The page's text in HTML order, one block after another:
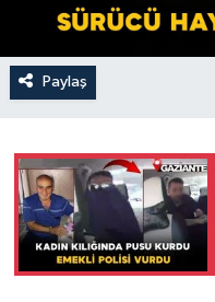
Paylaş